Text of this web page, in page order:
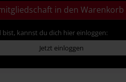
in den Warenkorb
bist, kannst du dich hier einloggen:
Jetzt einloggen